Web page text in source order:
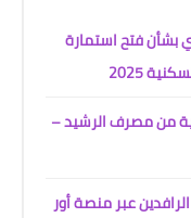
بشأن فتح استمارة
2025
من مصرف الرشيد –
عبر منصة أور